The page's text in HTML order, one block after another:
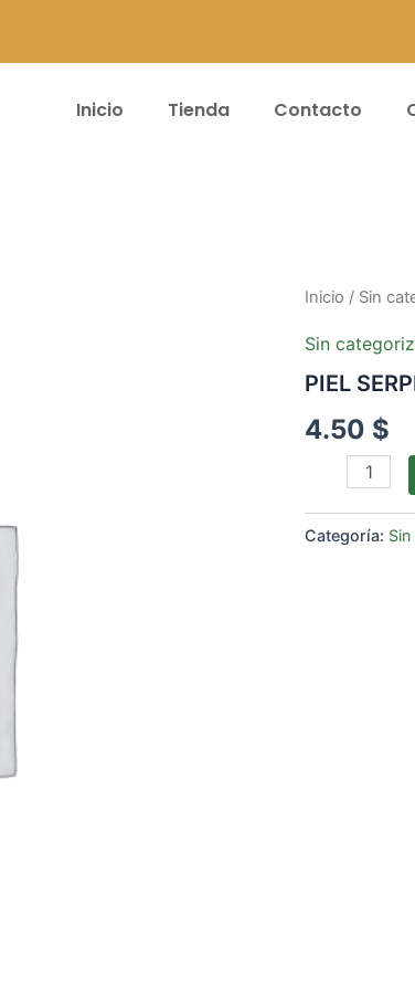
Inicio Tienda Contacto
Inicio / Sin
Sin
PIEL
4.50 $
PIEL
2MM
(LILA)
Categoría: